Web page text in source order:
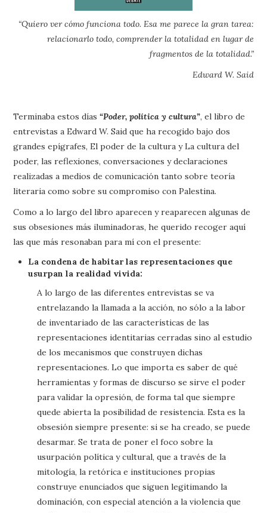
“Quiero ver cómo funciona todo. Esa me parece la gran tarea:
relacionarlo todo, comprender la totalidad en lugar de
fragmentos de la totalidad.”
Edward W. Said
Terminaba estos días“Poder, política y cultura”, el libro de
entrevistas a Edward W. Said que ha recogido bajo dos
grandes epígrafes, El poder de la cultura y La cultura del
poder, las reflexiones, conversaciones y declaraciones
realizadas a medios de comunicación tanto sobre teoría
literaria como sobre su compromiso con Palestina.
Como a lo largo del libro aparecen y reaparecen algunas de
sus obsesiones más iluminadoras, he querido recoger aquí
las que más resonaban para mí con el presente:
La condena de habitar las representaciones que
usurpan la realidad vivida:
A lo largo de las diferentes entrevistas se va
entrelazando la llamada a la acción, no sólo a la labor
de inventariado de las características de las
representaciones identitarias cerradas sino al estudio
de los mecanismos que construyen dichas
representaciones. Lo que importa es saber de qué
herramientas y formas de discurso se sirve el poder
para validar la opresión, de forma tal que siempre
quede abierta la posibilidad de resistencia. Esta es la
obsesión siempre presente: si se ha creado, se puede
desarmar. Se trata de poner el foco sobre la
usurpación política y cultural, que a través de la
mitología, la retórica e instituciones propias
construye enunciados que siguen legitimando la
dominación, con especial atención a la violencia que